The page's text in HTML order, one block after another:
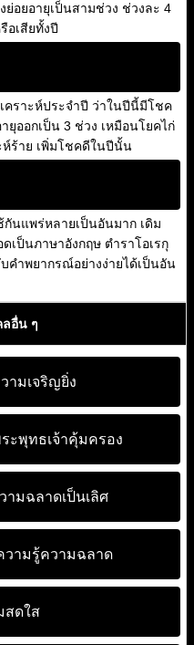
ย่อยอายุเป็นสามช่วง ช่วงละ 4
อเสียทั้งปี
คราะห์ประจำปี ว่าในปีนี้มีโชค
ยุออกเป็น 3 ช่วง เหมือนโยคไก่
ห์ร้าย เพิ่มโชคดีในปีนั้น
นแพร่หลายเป็นอันมาก เดิม
เป็นภาษาอังกฤษ ตำราโอเรกุ
คำพยากรณ์อย่างง่ายได้เป็นอัน
ลอื่น ๆ
ามเจริญยิ่ง
ะพุทธเจ้าคุ้มครอง
มฉลาดเป็นเลิศ
วามรู้ความฉลาด
สดใส